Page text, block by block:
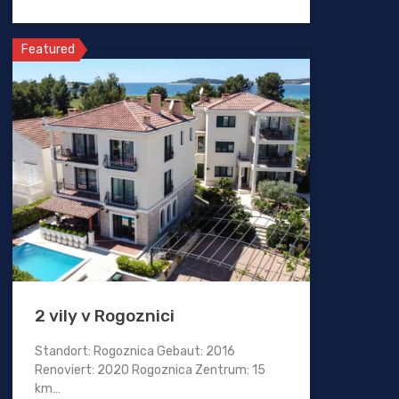
Featured
2 vily v Rogoznici
Standort: Rogoznica Gebaut: 2016
Renoviert: 2020 Rogoznica Zentrum: 15
km…